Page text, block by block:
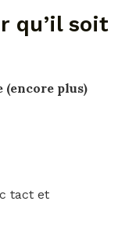
qu’il soit
(encore plus)
tact et